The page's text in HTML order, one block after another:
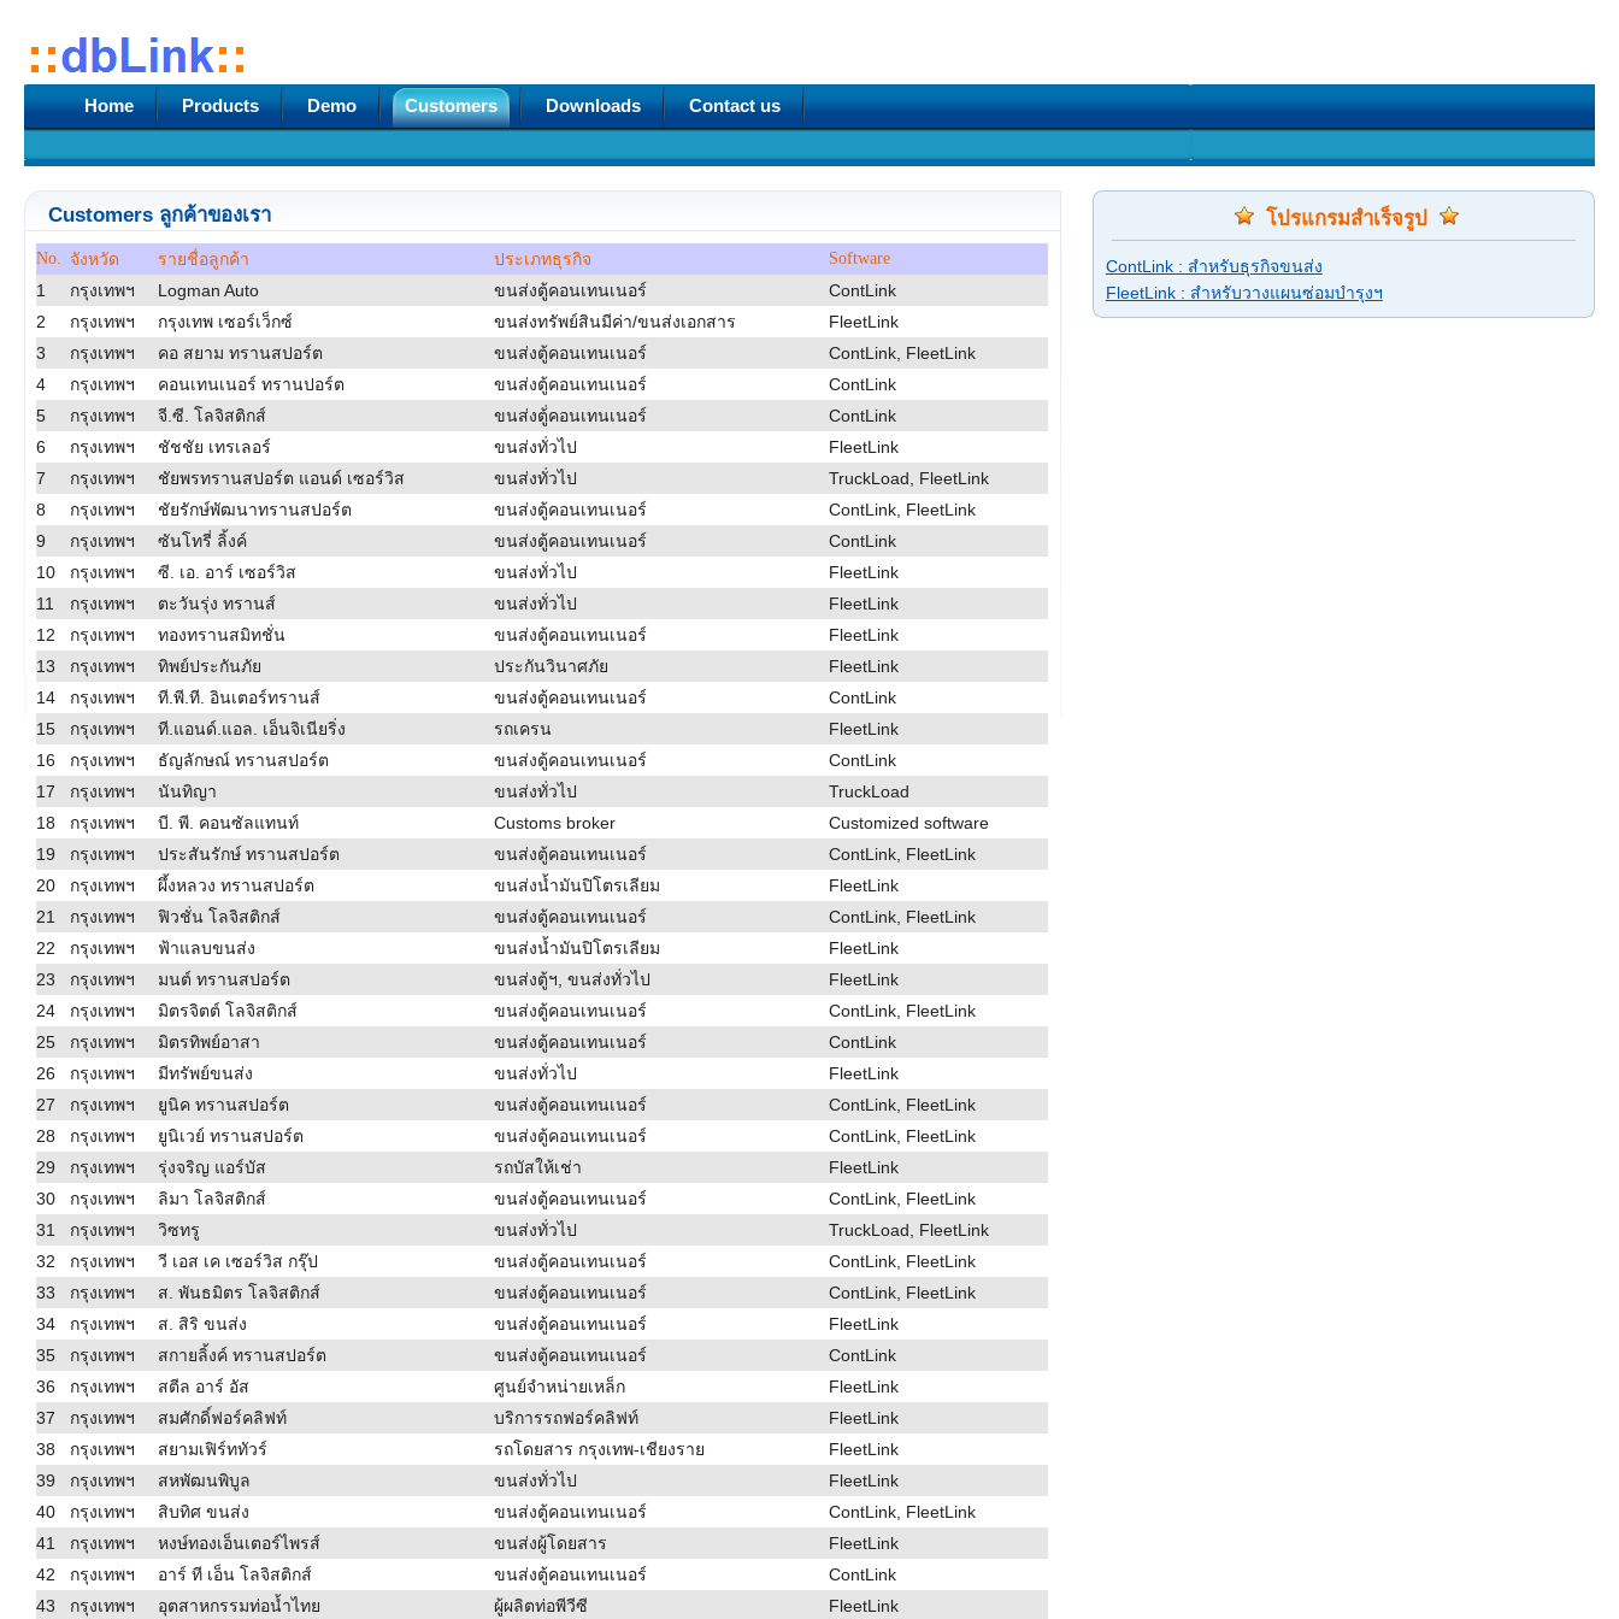
Home Products Demo Customers Downloads Contact us
โปรแกรมสำเร็จรูป
ContLink : สำหรับธุรกิจขนส่ง
FleetLink : สำหรับวางแผนซ่อมบำรุงฯ
Customers ลูกค้าของเรา
No. จังหวัด รายชื่อลูกค้า ประเภทธุรกิจ Software
1 กรุงเทพฯ Logman Auto ขนส่งตู้คอนเทนเนอร์
ContLink
2
กรุงเทพฯ กรุงเทพ เซอร์เว็กซ์ ขนส่งทรัพย์สินมีค่า/ขนส่งเอกสาร
FleetLink
3
กรุงเทพฯ คอ สยาม ทรานสปอร์ต ขนส่งตู้คอนเทนเนอร์
ContLink, FleetLink
4
กรุงเทพฯ คอนเทนเนอร์ ทรานปอร์ต ขนส่งตู้คอนเทนเนอร์
ContLink
5
กรุงเทพฯ จี.ซี. โลจิสติกส์ ขนส่งตู้่คอนเทนเนอร์
ContLink
6
กรุงเทพฯ ชัชชัย เทรเลอร์ ขนส่งทั่วไป
FleetLink
7
กรุงเทพฯ ชัยพรทรานสปอร์ต แอนด์ เซอร์วิส ขนส่งทั่วไป
TruckLoad, FleetLink
8
กรุงเทพฯ ชัยรักษ์พัฒนาทรานสปอร์ต ขนส่งตู้คอนเทนเนอร์
ContLink, FleetLink
9
กรุงเทพฯ ซันโทรี่ ลิ้งค์ ขนส่งตู้คอนเทนเนอร์
ContLink
10
กรุงเทพฯ ซี. เอ. อาร์ เซอร์วิส ขนส่งทั่วไป
FleetLink
11
กรุงเทพฯ ตะวันรุ่ง ทรานส์ ขนส่งทั่วไป
FleetLink
12
กรุงเทพฯ ทองทรานสมิทชั่น ขนส่งตู้คอนเทนเนอร์
FleetLink
13
กรุงเทพฯ ทิพย์ประกันภัย ประกันวินาศภัย
FleetLink
14
กรุงเทพฯ ที.พี.ที. อินเตอร์ทรานส์ ขนส่งตู้คอนเทนเนอร์
ContLink
15
กรุงเทพฯ ที.แอนด์.แอล. เอ็นจิเนียริ่ง รถเครน
FleetLink
16
กรุงเทพฯ ธัญลักษณ์ ทรานสปอร์ต ขนส่งตู้คอนเทนเนอร์
ContLink
17
กรุงเทพฯ นันทิญา ขนส่งทั่วไป
TruckLoad
18
กรุงเทพฯ บี. พี. คอนซัลแทนท์ Customs broker
Customized software
19
กรุงเทพฯ ประสันรักษ์ ทรานสปอร์ต ขนส่งตู้คอนเทนเนอร์
ContLink, FleetLink
20
กรุงเทพฯ ผึ้งหลวง ทรานสปอร์ต ขนส่งน้ำมันปิโตรเลียม
FleetLink
21
กรุงเทพฯ ฟิวชั่น โลจิสติกส์ ขนส่งตู้คอนเทนเนอร์
ContLink, FleetLink
22
กรุงเทพฯ ฟ้าแลบขนส่ง ขนส่งน้ำมันปิโตรเลียม
FleetLink
23
กรุงเทพฯ มนต์ ทรานสปอร์ต ขนส่งตู้ฯ, ขนส่งทั่วไป
FleetLink
24
กรุงเทพฯ มิตรจิตต์ โลจิสติกส์ ขนส่งตู้คอนเทนเนอร์
ContLink, FleetLink
25
กรุงเทพฯ มิตรทิพย์อาสา ขนส่งตู้คอนเทนเนอร์
ContLink
26
กรุงเทพฯ มีทรัพย์ขนส่ง ขนส่งทั่วไป
FleetLink
27
กรุงเทพฯ ยูนิค ทรานสปอร์ต ขนส่งตู้คอนเทนเนอร์
ContLink, FleetLink
28
กรุงเทพฯ ยูนิเวย์ ทรานสปอร์ต ขนส่งตู้คอนเทนเนอร์
ContLink, FleetLink
29
กรุงเทพฯ รุ่งจริญ แอร์บัส รถบัสให้เช่า
FleetLink
30
กรุงเทพฯ ลิมา โลจิสติกส์ ขนส่งตู้คอนเทนเนอร์
ContLink, FleetLink
31
กรุงเทพฯ วิซทรู ขนส่งทั่วไป
TruckLoad, FleetLink
32
กรุงเทพฯ วี เอส เค เซอร์วิส กรุ๊ป ขนส่งตู้คอนเทนเนอร์
ContLink, FleetLink
33
กรุงเทพฯ ส. พันธมิตร โลจิสติกส์ ขนส่งตู้คอนเทนเนอร์
ContLink, FleetLink
34
กรุงเทพฯ ส. สิริ ขนส่ง ขนส่งตู้คอนเทนเนอร์
FleetLink
35
กรุงเทพฯ สกายลิ้งค์ ทรานสปอร์ต ขนส่งตู้คอนเทนเนอร์
ContLink
36
กรุงเทพฯ สตีล อาร์ อัส ศูนย์จำหน่ายเหล็ก
FleetLink
37
กรุงเทพฯ สมศักดิ์ฟอร์คลิฟท์ บริการรถฟอร์คลิฟท์
FleetLink
38
กรุงเทพฯ สยามเฟิร์ททัวร์ รถโดยสาร กรุงเทพ-เชียงราย
FleetLink
39
กรุงเทพฯ สหพัฒนพิบูล ขนส่งทั่วไป
FleetLink
40
กรุงเทพฯ สิบทิศ ขนส่ง ขนส่งตู้คอนเทนเนอร์
ContLink, FleetLink
41
กรุงเทพฯ หงษ์ทองเอ็นเตอร์ไพรส์ ขนส่งผู้โดยสาร
FleetLink
42
กรุงเทพฯ อาร์ ที เอ็น โลจิสติกส์ ขนส่งตู้คอนเทนเนอร์
ContLink
43
กรุงเทพฯ อุตสาหกรรมท่อน้ำไทย ผู้ผลิตท่อพีวีซี FleetLink